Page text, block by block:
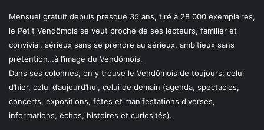
Mensuel gratuit depuis presque 35 ans, tiré à 28 000 exemplaires,
le Petit Vendômois se veut proche de ses lecteurs, familier et
convivial, sérieux sans se prendre au sérieux, ambitieux sans
prétention…à l’image du Vendômois.
Dans ses colonnes, on y trouve le Vendômois de toujours: celui
d’hier, celui d’aujourd’hui, celui de demain (agenda, spectacles,
concerts, expositions, fêtes et manifestations diverses,
informations, échos, histoires et curiosités).